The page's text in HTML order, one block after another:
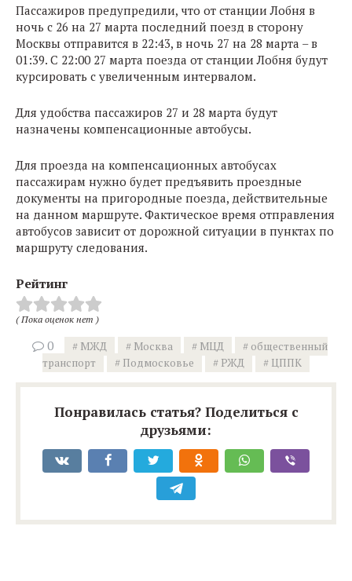
Пассажиров предупредили, что от станции Лобня в
ночь с 26 на 27 марта последний поезд в сторону
Москвы отправится в 22:43, в ночь 27 на 28 марта – в
01:39. С 22:00 27 марта поезда от станции Лобня будут
курсировать с увеличенным интервалом.
Для удобства пассажиров 27 и 28 марта будут
назначены компенсационные автобусы.
Для проезда на компенсационных автобусах
пассажирам нужно будет предъявить проездные
документы на пригородные поезда, действительные
на данном маршруте. Фактическое время отправления
автобусов зависит от дорожной ситуации в пунктах по
маршруту следования.
Рейтинг
( Пока оценок нет )
0 МЖД Москва МЦД
общественный
транспорт
Подмосковье РЖД ЦППК
Понравилась статья? Поделиться с
друзьями: